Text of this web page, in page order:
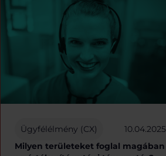
Ügyfélélmény (CX)
10.04.2025
Milyen területeket foglal magában